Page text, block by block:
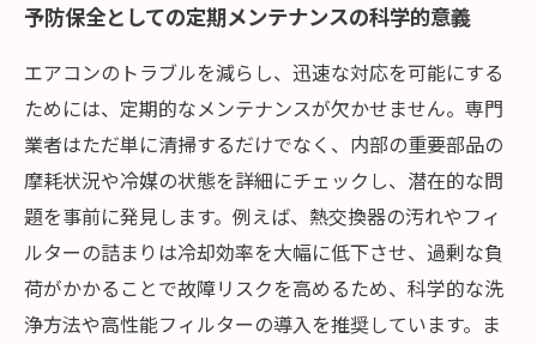
予防保全としての定期メンテナンスの科学的意義
エアコンのトラブルを減らし、迅速な対応を可能にする
ためには、定期的なメンテナンスが欠かせません。専門
業者はただ単に清掃するだけでなく、内部の重要部品の
摩耗状況や冷媒の状態を詳細にチェックし、潜在的な問
題を事前に発見します。例えば、熱交換器の汚れやフィ
ルターの詰まりは冷却効率を大幅に低下させ、過剰な負
荷がかかることで故障リスクを高めるため、科学的な洗
浄方法や高性能フィルターの導入を推奨しています。ま